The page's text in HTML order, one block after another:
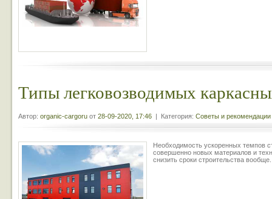
Типы легковозводимых
Автор: organic-cargoru от 28-09-2020, 17:46 | Категория: Советы и рекомендации
Необходимость ускоренных темпов
совершенно новых материалов и
снизить сроки строительства вообще.